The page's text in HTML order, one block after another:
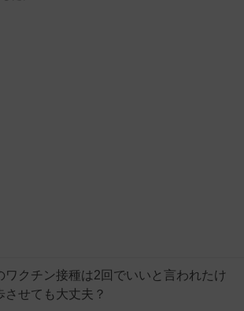
ワクチン接種は2回でいいと言われたけ
させても大丈夫？